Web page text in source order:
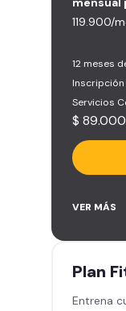
119.900/
12 meses
Servicios
$ 89.000
Smart
de
VER MÁS
Plan
Entrena